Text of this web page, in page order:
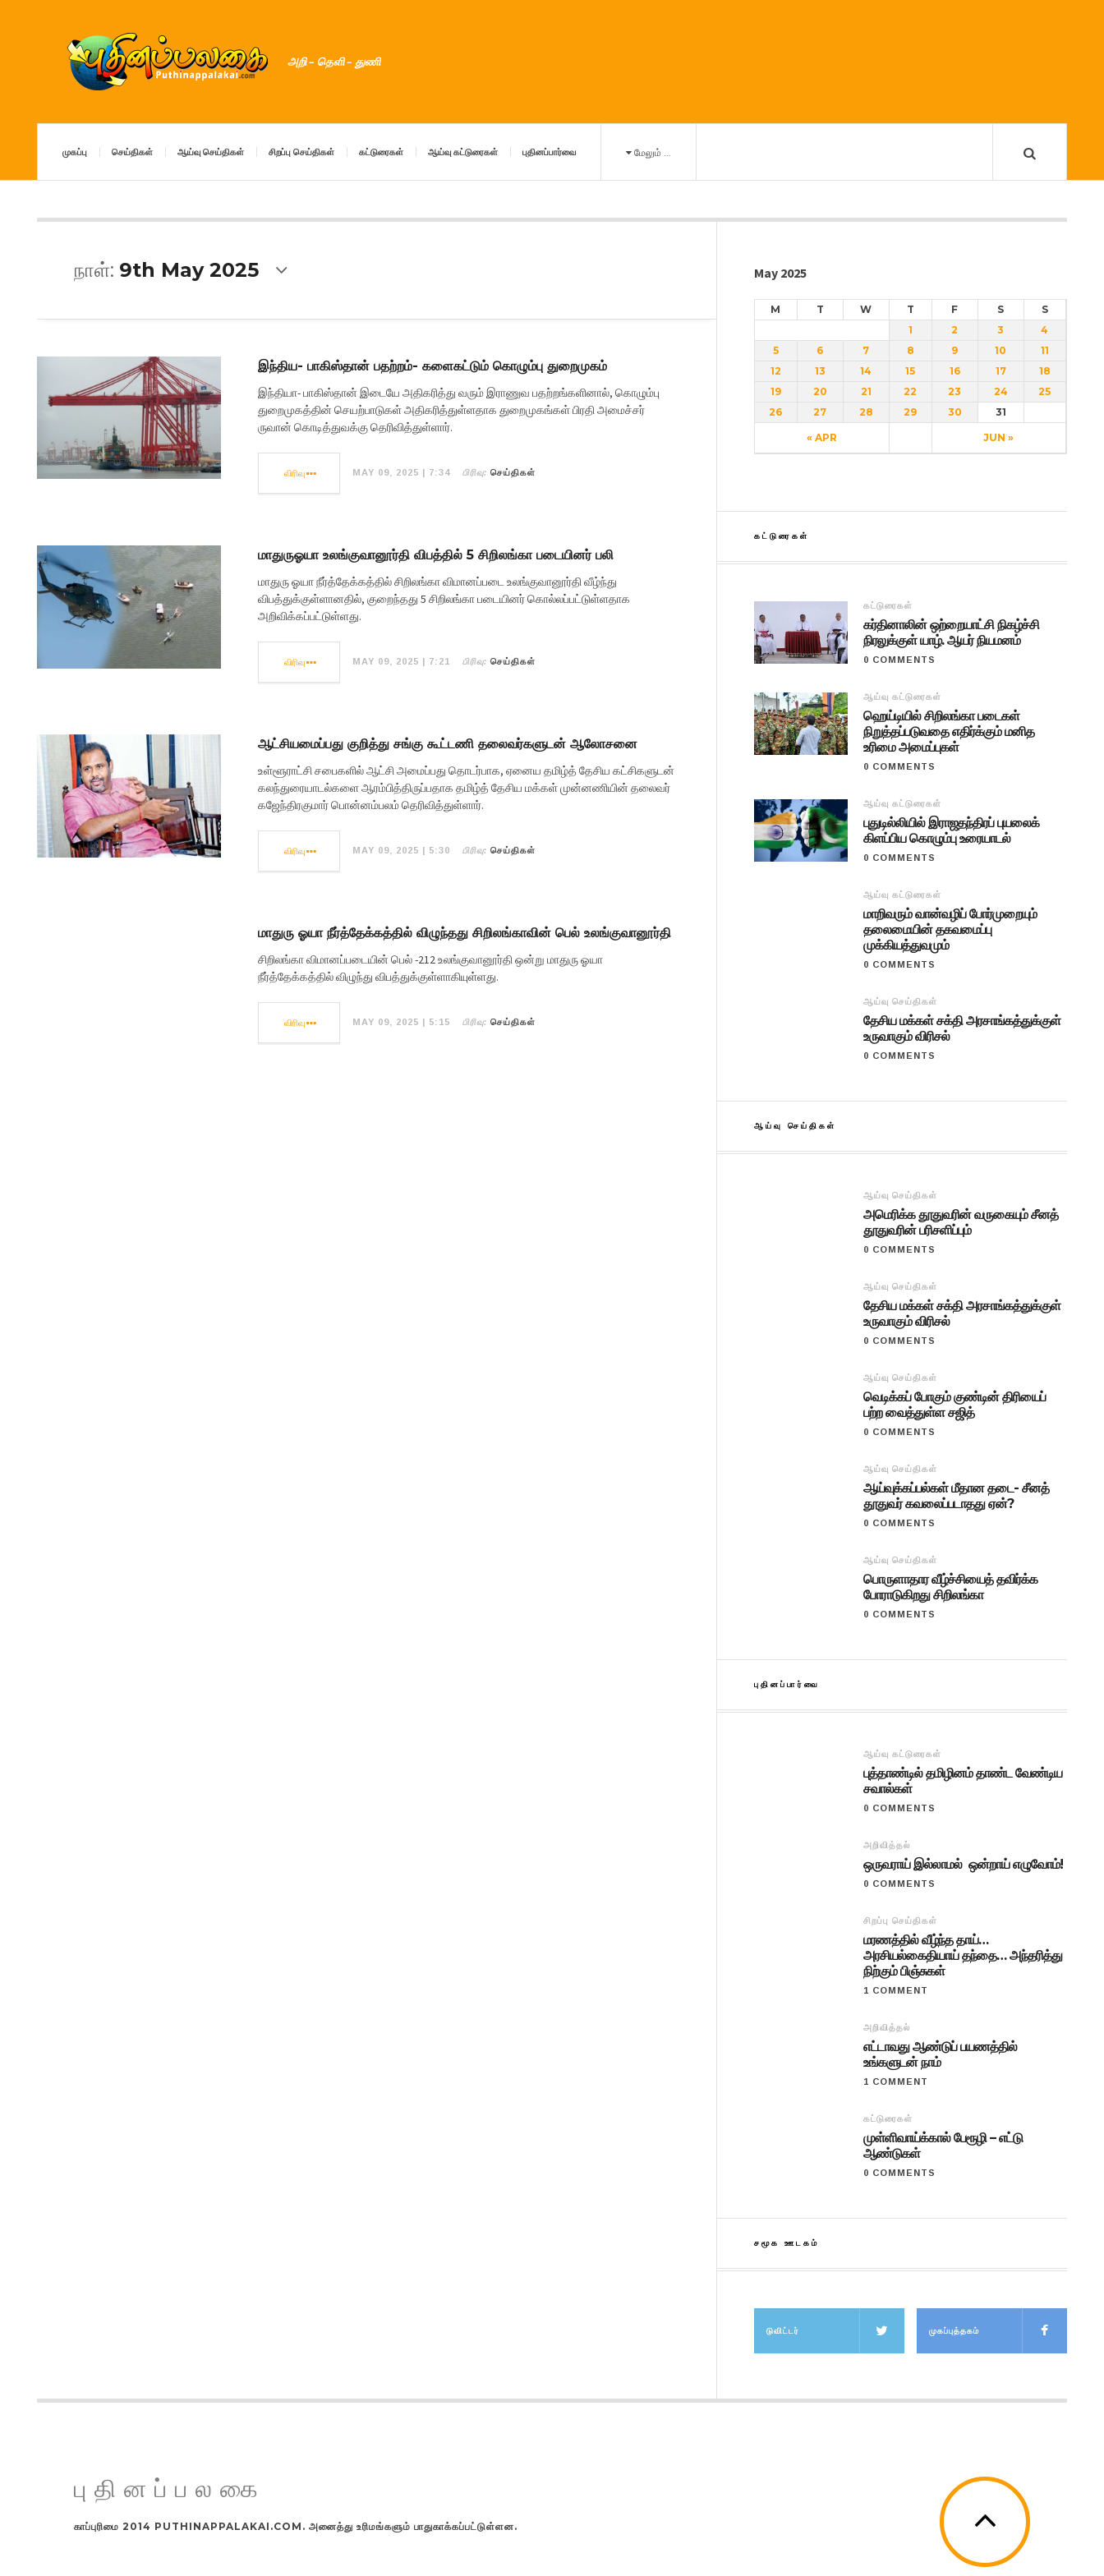
அறி – தெளி – துணி
முகப்பு செய்திகள் ஆய்வு செய்திகள் சிறப்பு செய்திகள் கட்டுரைகள் ஆய்வு கட்டுரைகள் புதினப்பார்வை மேலும் ...
நாள்: 9th May 2025
இந்திய- பாகிஸ்தான் பதற்றம்- களைகட்டும் கொழும்பு துறைமுகம்
இந்தியா- பாகிஸ்தான் இடையே அதிகரித்து வரும் இராணுவ பதற்றங்களினால், கொழும்பு
துறைமுகத்தின் செயற்பாடுகள் அதிகரித்துள்ளதாக துறைமுகங்கள் பிரதி அமைச்சர்
ருவான் கொடித்துவக்கு தெரிவித்துள்ளார்.
விரிவு MAY 09, 2025 | 7:34 பிரிவு: செய்திகள்
மாதுருஓயா உலங்குவானூர்தி விபத்தில் 5 சிறிலங்கா படையினர் பலி
மாதுரு ஓயா நீர்த்தேக்கத்தில் சிறிலங்கா விமானப்படை உலங்குவானூர்தி வீழ்ந்து
விபத்துக்குள்ளானதில், குறைந்தது 5 சிறிலங்கா படையினர் கொல்லப்பட்டுள்ளதாக
அறிவிக்கப்பட்டுள்ளது.
விரிவு MAY 09, 2025 | 7:21 பிரிவு: செய்திகள்
ஆட்சியமைப்பது குறித்து சங்கு கூட்டணி தலைவர்களுடன் ஆலோசனை
உள்ளூராட்சி சபைகளில் ஆட்சி அமைப்பது தொடர்பாக, ஏனைய தமிழ்த் தேசிய கட்சிகளுடன்
கலந்துரையாடல்களை ஆரம்பித்திருப்பதாக தமிழ்த் தேசிய மக்கள் முன்னணியின் தலைவர்
கஜேந்திரகுமார் பொன்னம்பலம் தெரிவித்துள்ளார்.
விரிவு MAY 09, 2025 | 5:30 பிரிவு: செய்திகள்
மாதுரு ஓயா நீர்த்தேக்கத்தில் விழுந்தது சிறிலங்காவின் பெல் உலங்குவானூர்தி
சிறிலங்கா விமானப்படையின் பெல் -212 உலங்குவானூர்தி ஒன்று மாதுரு ஓயா
நீர்த்தேக்கத்தில் விழுந்து விபத்துக்குள்ளாகியுள்ளது.
விரிவு MAY 09, 2025 | 5:15 பிரிவு: செய்திகள்
May 2025
M T W T F S S
« APR JUN »
1 2 3
4
5
6 7 8 9 10
11
12
13 14 15 16 17
18
19
20 21 22 23 24
25
26
27 28 29 30 31
கட்டுரைகள்
கட்டுரைகள்
கர்தினாலின் ஒற்றையாட்சி நிகழ்ச்சி
நிரலுக்குள் யாழ். ஆயர் நியமனம்
0 COMMENTS
ஆய்வு கட்டுரைகள்
ஹெய்டியில் சிறிலங்கா படைகள்
நிறுத்தப்படுவதை எதிர்க்கும் மனித
உரிமை அமைப்புகள்
0 COMMENTS
ஆய்வு கட்டுரைகள்
புதுடில்லியில் இராஜதந்திரப் புயலைக்
கிளப்பிய கொழும்பு உரையாடல்
0 COMMENTS
ஆய்வு கட்டுரைகள்
மாறிவரும் வான்வழிப் போர்முறையும்
தலைமையின் தகவமைப்பு
முக்கியத்துவமும்
0 COMMENTS
ஆய்வு செய்திகள்
தேசிய மக்கள் சக்தி அரசாங்கத்துக்குள்
உருவாகும் விரிசல்
0 COMMENTS
ஆய்வு செய்திகள்
ஆய்வு செய்திகள்
அமெரிக்க தூதுவரின் வருகையும் சீனத்
தூதுவரின் பரிசளிப்பும்
0 COMMENTS
ஆய்வு செய்திகள்
தேசிய மக்கள் சக்தி அரசாங்கத்துக்குள்
உருவாகும் விரிசல்
0 COMMENTS
ஆய்வு செய்திகள்
வெடிக்கப் போகும் குண்டின் திரியைப்
பற்ற வைத்துள்ள சஜித்
0 COMMENTS
ஆய்வு செய்திகள்
ஆய்வுக்கப்பல்கள் மீதான தடை- சீனத்
தூதுவர் கவலைப்படாதது ஏன்?
0 COMMENTS
ஆய்வு செய்திகள்
பொருளாதார வீழ்ச்சியைத் தவிர்க்க
போராடுகிறது சிறிலங்கா
0 COMMENTS
புதினப்பார்வை
ஆய்வு கட்டுரைகள்
புத்தாண்டில் தமிழினம் தாண்ட வேண்டிய
சவால்கள்
0 COMMENTS
அறிவித்தல்
ஒருவராய் இல்லாமல் ஒன்றாய் எழுவோம்!
0 COMMENTS
சிறப்பு செய்திகள்
மரணத்தில் வீழ்ந்த தாய்…
அரசியல்கைதியாய் தந்தை… அந்தரித்து
நிற்கும் பிஞ்சுகள்
1 COMMENT
அறிவித்தல்
எட்டாவது ஆண்டுப் பயணத்தில்
உங்களுடன் நாம்
1 COMMENT
கட்டுரைகள்
முள்ளிவாய்க்கால் பேரூழி – எட்டு
ஆண்டுகள்
0 COMMENTS
சமூக ஊடகம்
டுவிட்டர் முகப்புத்தகம்
புதினப்பலகை
காப்புரிமை 2014 PUTHINAPPALAKAI.COM. அனைத்து உரிமங்களும் பாதுகாக்கப்பட்டுள்ளன.